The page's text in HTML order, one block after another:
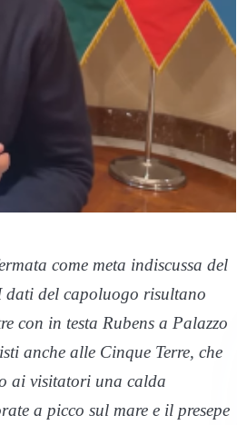
come meta indiscussa del
del capoluogo risultano
con in testa Rubens a Palazzo
anche alle Cinque Terre, che
ai visitatori una calda
a picco sul mare e il presepe